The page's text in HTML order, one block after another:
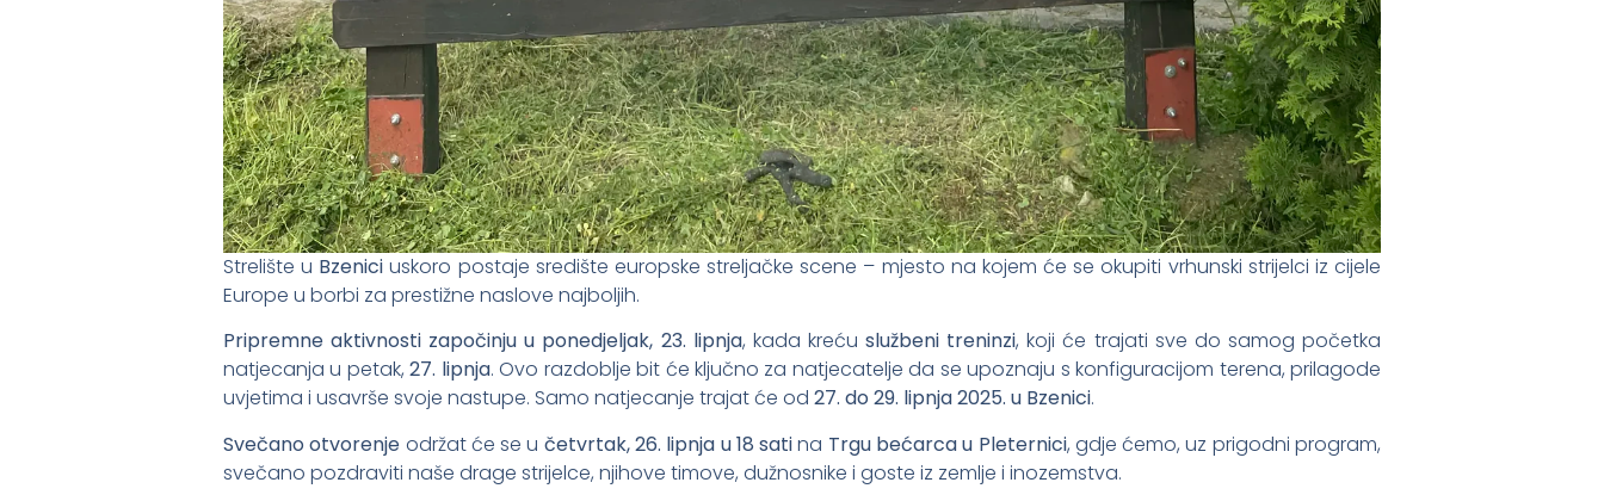
Strelište u Bzenici uskoro postaje središte europske streljačke scene – mjesto na kojem će se okupiti vrhunski strijelci iz cijele
Europe u borbi za prestižne naslove najboljih.
Pripremne aktivnosti započinju u ponedjeljak, 23. lipnja, kada krećuslužbeni treninzi, koji će trajati sve do samog početka
natjecanja u petak,27. lipnja. Ovo razdoblje bit će ključno za natjecatelje da se upoznaju s konfiguracijom terena, prilagode
uvjetima i usavrše svoje nastupe. Samo natjecanje trajat će od 27. do 29. lipnja 2025. u Bzenici.
Svečano otvorenje održat će se u četvrtak, 26. lipnja u 18 satina Trgu bećarca u Pleternici, gdje ćemo, uz prigodni program,
svečano pozdraviti naše drage strijelce, njihove timove, dužnosnike i goste iz zemlje i inozemstva.